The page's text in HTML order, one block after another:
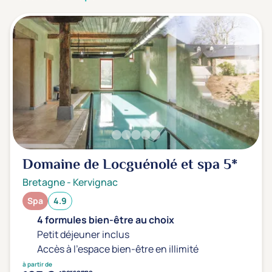
Note de nos clients
D'après notre partenaire Avis-Vérifiés
Parfait: 4.5+
(1)
Excellent: 4+
(0)
Très bien: 3.5+
(0)
Bord de mer
Ville
Montagne
Campagne
Domaine de Locguénolé et spa 5*
Bretagne- Kervignac
Spa 4.9
4 formules bien-être au choix
Petit déjeuner inclus
Accès à l'espace bien-être en illimité
à partir de